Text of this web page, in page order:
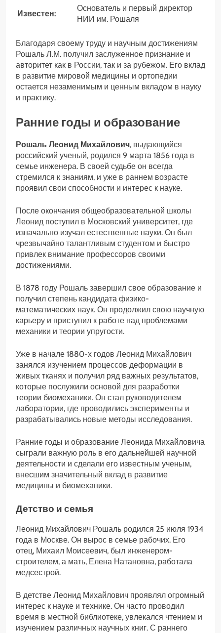
Известен:
Основатель и первый директор
НИИ им. Рошаля
Благодаря своему труду и научным достижениям
Рошаль Л.М. получил заслуженное признание и
авторитет как в России, так и за рубежом. Его вклад
в развитие мировой медицины и ортопедии
остается незаменимым и ценным вкладом в науку
и практику.
Ранние годы и образование
Рошаль Леонид Михайлович, выдающийся
российский ученый, родился 9 марта 1856 года в
семье инженера. В своей судьбе он всегда
стремился к знаниям, и уже в раннем возрасте
проявил свои способности и интерес к науке.
После окончания общеобразовательной школы
Леонид поступил в Московский университет, где
изначально изучал естественные науки. Он был
чрезвычайно талантливым студентом и быстро
привлек внимание профессоров своими
достижениями.
В 1878 году Рошаль завершил свое образование и
получил степень кандидата физико-
математических наук. Он продолжил свою научную
карьеру и приступил к работе над проблемами
механики и теории упругости.
Уже в начале 1880-х годов Леонид Михайлович
занялся изучением процессов деформации в
живых тканях и получил ряд важных результатов,
которые послужили основой для разработки
теории биомеханики. Он стал руководителем
лаборатории, где проводились эксперименты и
разрабатывались новые методы исследования.
Ранние годы и образование Леонида Михайловича
сыграли важную роль в его дальнейшей научной
деятельности и сделали его известным ученым,
внесшим значительный вклад в развитие
медицины и биомеханики.
Детство и семья
Леонид Михайлович Рошаль родился 25 июля 1934
года в Москве. Он вырос в семье рабочих. Его
отец, Михаил Моисеевич, был инженером-
строителем, а мать, Елена Натановна, работала
медсестрой.
В детстве Леонид Михайлович проявлял огромный
интерес к науке и технике. Он часто проводил
время в местной библиотеке, увлекался чтением и
изучением различных научных книг. С раннего